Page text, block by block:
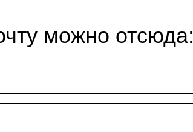
можно отсюда: